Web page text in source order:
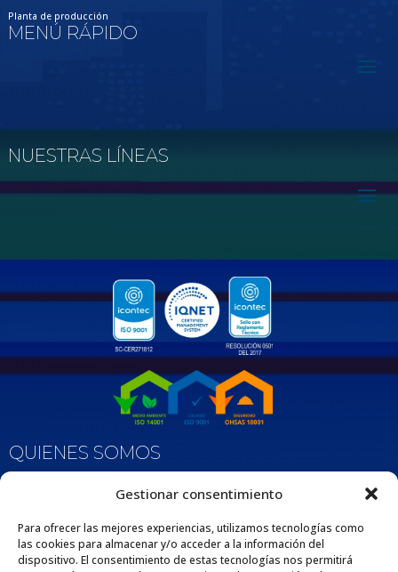
Gestionar consentimiento
Para ofrecer las mejores experiencias, utilizamos tecnologías como
las cookies para almacenar y/o acceder a la información del
dispositivo. El consentimiento de estas tecnologías nos permitirá
Planta de producción
MENÚ RÁPIDO
NUESTRAS LÍNEAS
QUIENES SOMOS
a fabricar y comercializar tuberías y accesorios de polipropileno, adaptados
extensa trayectoria respalda nuestro compromiso con la excelencia y la
satisfacción de nuestros clientes por medio de nuestros productos y servicios.